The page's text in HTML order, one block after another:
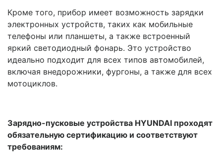
Кроме того, прибор имеет возможность зарядки
электронных устройств, таких как мобильные
телефоны или планшеты, а также встроенный
яркий светодиодный фонарь. Это устройство
идеально подходит для всех типов автомобилей,
включая внедорожники, фургоны, а также для всех
мотоциклов.
Зарядно-пусковые устройства HYUNDAI проходят
обязательную сертификацию и соответствуют
требованиям: